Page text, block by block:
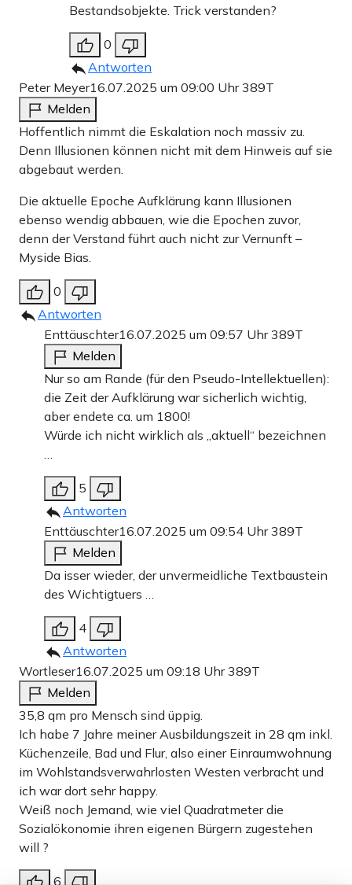
Bestandsobjekte. Trick verstanden?
0
Antworten
Peter Meyer16.07.2025 um 09:00 Uhr389T
Melden
Hoffentlich nimmt die Eskalation noch massiv zu.
Denn Illusionen können nicht mit dem Hinweis auf sie
abgebaut werden.
Die aktuelle Epoche Aufklärung kann Illusionen
ebenso wendig abbauen, wie die Epochen zuvor,
denn der Verstand führt auch nicht zur Vernunft –
Myside Bias.
0
Antworten
Enttäuschter16.07.2025 um 09:57 Uhr389T
Melden
Nur so am Rande (für den Pseudo-Intellektuellen):
die Zeit der Aufklärung war sicherlich wichtig,
aber endete ca. um 1800!
Würde ich nicht wirklich als „aktuell“ bezeichnen
5
Antworten
Enttäuschter16.07.2025 um 09:54 Uhr389T
Melden
Da isser wieder, der unvermeidliche Textbaustein
des Wichtigtuers …
4
Antworten
Wortleser16.07.2025 um 09:18 Uhr389T
Melden
35,8 qm pro Mensch sind üppig.
Ich habe 7 Jahre meiner Ausbildungszeit in 28 qm inkl.
Küchenzeile, Bad und Flur, also einer Einraumwohnung
im Wohlstandsverwahrlosten Westen verbracht und
ich war dort sehr happy.
Weiß noch Jemand, wie viel Quadratmeter die
Sozialökonomie ihren eigenen Bürgern zugestehen
will ?
6